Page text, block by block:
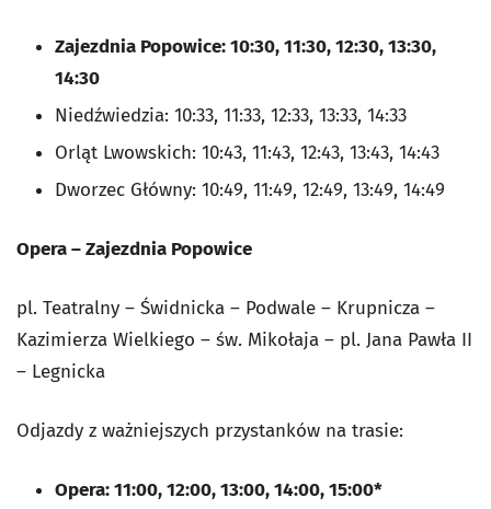
Zajezdnia Popowice: 10:30, 11:30, 12:30, 13:30,
14:30
Niedźwiedzia: 10:33, 11:33, 12:33, 13:33, 14:33
Orląt Lwowskich: 10:43, 11:43, 12:43, 13:43, 14:43
Dworzec Główny: 10:49, 11:49, 12:49, 13:49, 14:49
Opera – Zajezdnia Popowice
pl. Teatralny – Świdnicka – Podwale – Krupnicza –
Kazimierza Wielkiego – św. Mikołaja – pl. Jana Pawła II
– Legnicka
Odjazdy z ważniejszych przystanków na trasie:
Opera: 11:00, 12:00, 13:00, 14:00, 15:00*